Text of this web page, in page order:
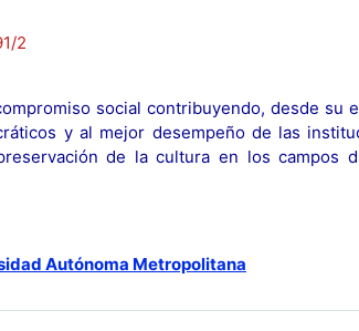
2
social contribuyendo, desde su
y al mejor desempeño de las
de la cultura en los campos
Autónoma Metropolitana